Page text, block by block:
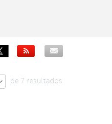

de 7 resultados